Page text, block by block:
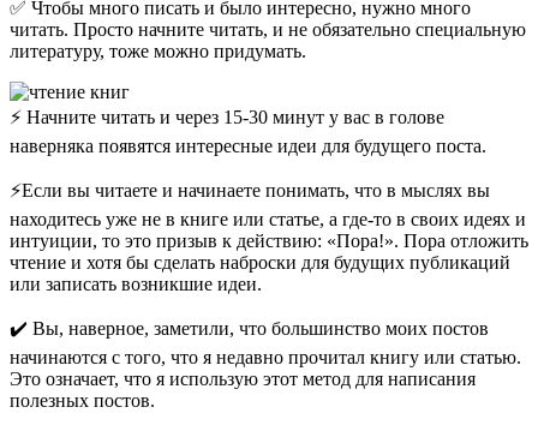
✅ Чтобы много писать и было интересно, нужно много
читать. Просто начните читать, и не обязательно специальную
литературу, тоже можно придумать.
⚡️ Начните читать и через 15-30 минут у вас в голове
наверняка появятся интересные идеи для будущего поста.
⚡️Если вы читаете и начинаете понимать, что в мыслях вы
находитесь уже не в книге или статье, а где-то в своих идеях и
интуиции, то это призыв к действию: «Пора!». Пора отложить
чтение и хотя бы сделать наброски для будущих публикаций
или записать возникшие идеи.
✔️ Вы, наверное, заметили, что большинство моих постов
начинаются с того, что я недавно прочитал книгу или статью.
Это означает, что я использую этот метод для написания
полезных постов.